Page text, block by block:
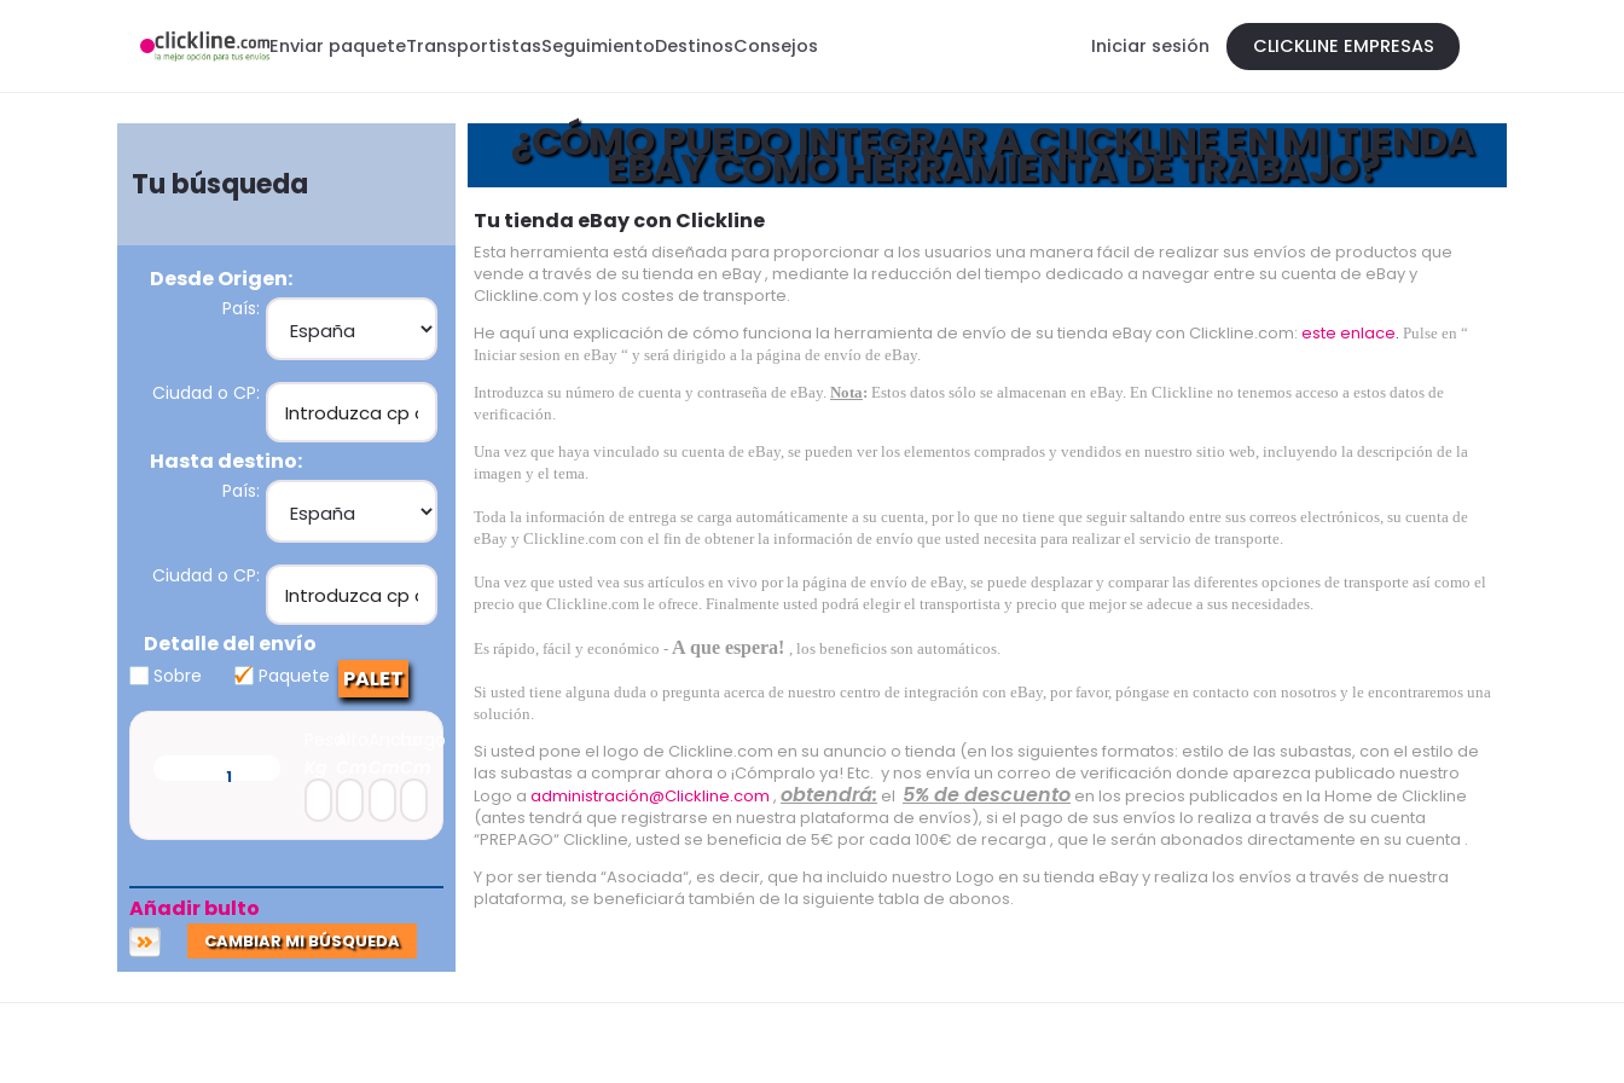
Enviar paqueteTransportistasSeguimientoDestinosConsejos Iniciar sesión CLICKLINE EMPRESAS
¿CÓMO PUEDO INTEGRAR A CLICKLINE EN MI TIENDA
EBAY COMO HERRAMIENTA DE TRABAJO?
Tu tienda eBay con Clickline
Esta herramienta está diseñada para proporcionar a los usuarios una manera fácil de realizar sus envíos de productos que
vende a través de su tienda en eBay , mediante la reducción del tiempo dedicado a navegar entre su cuenta de eBay y
Clickline.com y los costes de transporte.
He aquí una explicación de cómo funciona la herramienta de envío de su tienda eBay con Clickline.com: este enlace. Pulse en “
Iniciar sesion en eBay “ y será dirigido a la página de envío de eBay.
Introduzca su número de cuenta y contraseña de eBay. Nota: Estos datos sólo se almacenan en eBay. En Clickline no tenemos acceso a estos datos de
verificación.
Una vez que haya vinculado su cuenta de eBay, se pueden ver los elementos comprados y vendidos en nuestro sitio web, incluyendo la descripción de la
imagen y el tema.
Toda la información de entrega se carga automáticamente a su cuenta, por lo que no tiene que seguir saltando entre sus correos electrónicos, su cuenta de
eBay y Clickline.com con el fin de obtener la información de envío que usted necesita para realizar el servicio de transporte.
Una vez que usted vea sus artículos en vivo por la página de envío de eBay, se puede desplazar y comparar las diferentes opciones de transporte así como el
precio que Clickline.com le ofrece. Finalmente usted podrá elegir el transportista y precio que mejor se adecue a sus necesidades.
Es rápido, fácil y económico - A que espera! , los beneficios son automáticos.
Si usted tiene alguna duda o pregunta acerca de nuestro centro de integración con eBay, por favor, póngase en contacto con nosotros y le encontraremos una
solución.
Si usted pone el logo de Clickline.com en su anuncio o tienda (en los siguientes formatos: estilo de las subastas, con el estilo de
las subastas a comprar ahora o ¡Cómpralo ya! Etc. y nos envía un correo de verificación donde aparezca publicado nuestro
Logo a administración@Clickline.com , obtendrá: el 5% de descuento en los precios publicados en la Home de Clickline
(antes tendrá que registrarse en nuestra plataforma de envíos), si el pago de sus envíos lo realiza a través de su cuenta
“PREPAGO“ Clickline, usted se beneficia de 5€ por cada 100€ de recarga , que le serán abonados directamente en su cuenta .
Y por ser tienda “Asociada“, es decir, que ha incluido nuestro Logo en su tienda eBay y realiza los envíos a través de nuestra
plataforma, se beneficiará también de la siguiente tabla de abonos.
Tu búsqueda
Desde Origen:
País:
Ciudad o CP:
Hasta destino:
País:
Ciudad o CP:
Detalle del envío
Sobre Paquete PALET
1
Largo
Añadir bulto
CAMBIAR MI BÚSQUEDA